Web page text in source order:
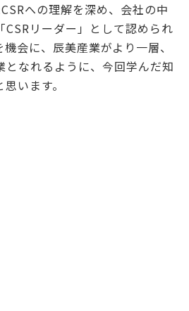
への理解を深め、会社の中
リーダー」として認められ
会に、辰美産業がより一層、
なれるように、今回学んだ知
います。